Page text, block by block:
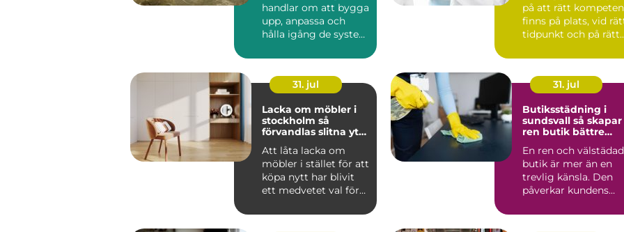
handlar om att bygga
upp, anpassa och
hålla igång de system
att ...
på att rätt
finns på plats, vid
tidpunkt och på rätt
31. jul
Lacka om möbler i
stockholm så
förvandlas slitna ytor
Att låta lacka om
möbler i stället för att
köpa nytt har blivit
ett medvetet val för
31. jul
Butiksstädning i
sundsvall så skapar
ren butik bättre
En ren och välstädad
butik är mer än en
trevlig känsla. Den
påverkar kundens
län...